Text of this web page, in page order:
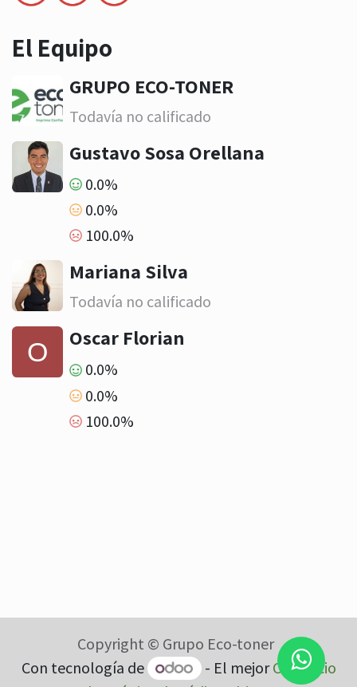
El Equipo
GRUPO ECO-TONER
Todavía no calificado
Gustavo Sosa Orellana
0.0%
0.0%
100.0%
Mariana Silva
Todavía no calificado
Oscar Florian
0.0%
0.0%
100.0%
Copyright © Grupo Eco-toner
Con tecnología de
- El mejorComercio